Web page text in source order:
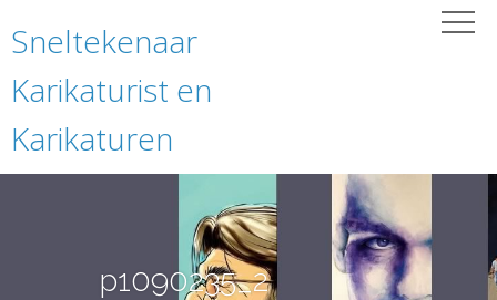
Sneltekenaar
Karikaturist en
Karikaturen
p1090235_2